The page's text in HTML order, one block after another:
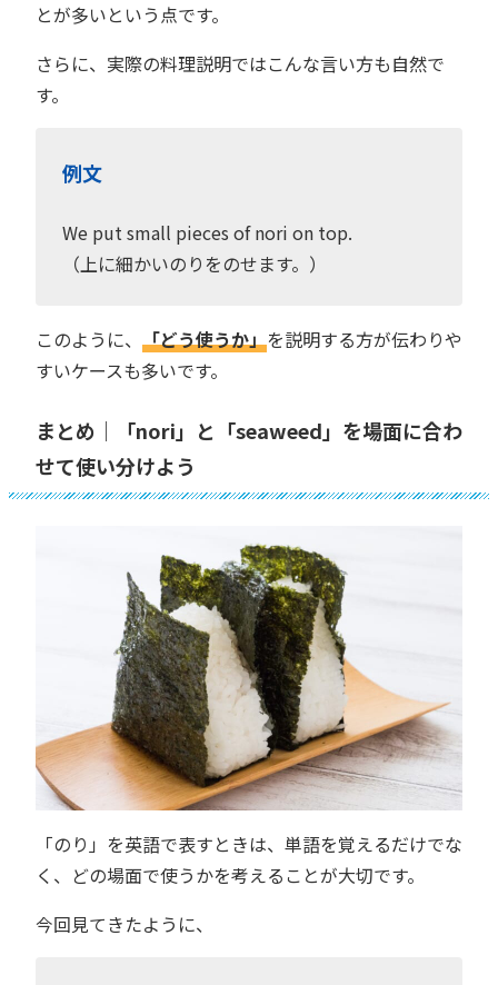
とが多いという点です。
さらに、実際の料理説明ではこんな言い方も自然で
す。
例文
We put small pieces of nori on top.
（上に細かいのりをのせます。）
このように、 「どう使うか」を説明する方が伝わりや
すいケースも多いです。
まとめ｜「nori」と「seaweed」を場面に合わ
せて使い分けよう
「のり」を英語で表すときは、単語を覚えるだけでな
く、どの場面で使うかを考えることが大切です。
今回見てきたように、